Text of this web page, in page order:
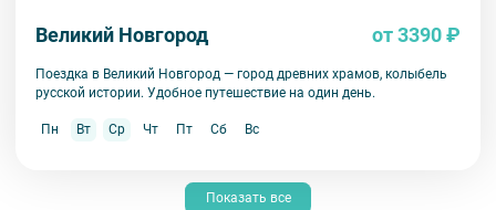
Великий Новгород от 3390 ₽
Поездка в Великий Новгород — город древних храмов, колыбель
русской истории. Удобное путешествие на один день.
Пн Вт Ср Чт Пт Сб Вс
Показать все